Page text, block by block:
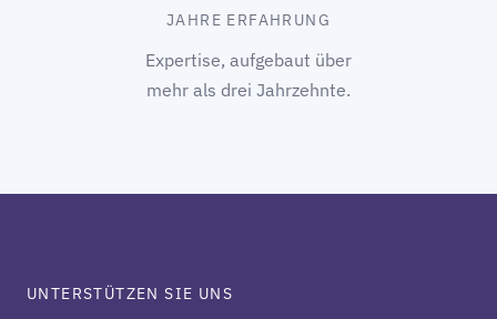
JAHRE ERFAHRUNG
Expertise, aufgebaut über
mehr als drei Jahrzehnte.
UNTERSTÜTZEN SIE UNS